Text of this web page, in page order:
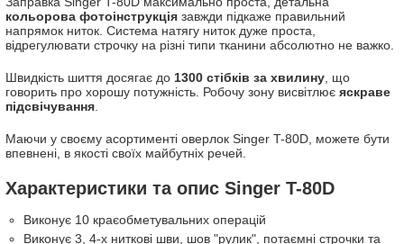
кольорова фотоінструкція завжди підкаже правильний
напрямок ниток. Система натягу ниток дуже проста,
відрегулювати строчку на різні типи тканини абсолютно не важко.
Швидкість шиття досягає до 1300 стібків за хвилину , що
говорить про хорошу потужність. Робочу зону висвітлює яскраве
підсвічування
Маючи у своєму асортименті оверлок Singer T-80D, можете бути
впевнені, в якості своїх майбутніх речей.
Характеристики та опис Singer T-80D
Виконує 10 краєобметувальних операцій
Виконує 3, 4-х ниткові шви, шов "рулик", потаємні строчки та